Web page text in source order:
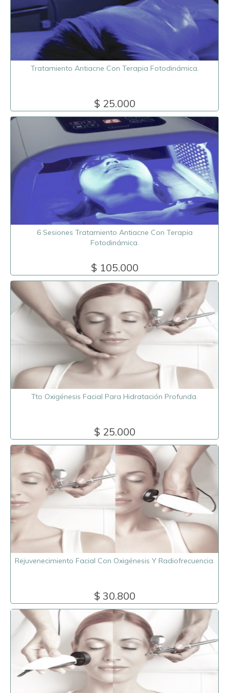
Tratamiento Antiacne Con Terapia Fotodinámica.
$ 25.000
6 Sesiones Tratamiento Antiacne Con Terapia
Fotodinámica.
$ 105.000
Tto Oxigénesis Facial Para Hidratación Profunda.
$ 25.000
Rejuvenecimiento Facial Con Oxigénesis Y Radiofrecuencia.
$ 30.800